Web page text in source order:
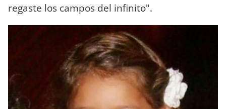
regaste los campos del infinito".